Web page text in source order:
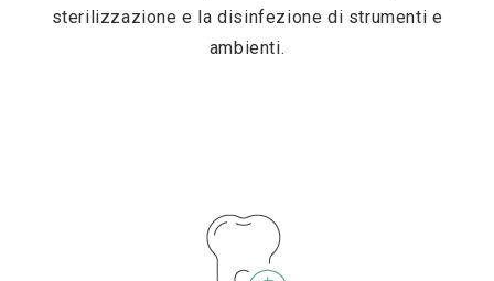
sterilizzazione e la disinfezione di strumenti e
ambienti.